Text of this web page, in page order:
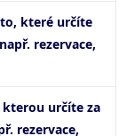
které určíte
rezervace,
kterou určíte za
rezervace,